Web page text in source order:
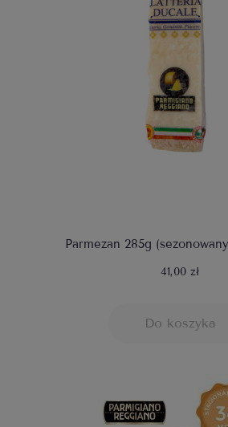
Parmezan 285g
41,00 zł
Do koszyka